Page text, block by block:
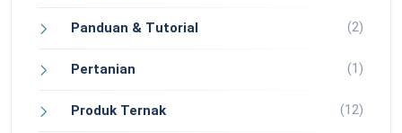
Panduan & Tutorial (2)
Pertanian (1)
Produk Ternak (12)